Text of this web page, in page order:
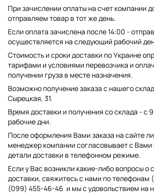
При зачислении оплаты на счет компании
отправляем товар в тот же день.
Если оплата зачислена после 14:00 -
осуществляется на следующий рабочий
Стоимость и сроки доставки по Украине
тарифами и условиями перевозчика и
получении груза в месте назначения.
Возможно получение заказа с нашего
Сырецкая, 31.
Время доставки и получения со склада - с
рабочие дни.
После оформления Вами заказа на сайте
менеджер компании согласовывает с Вами
детали доставки в телефонном режиме.
Если у Вас возникли какие-либо вопросы о
доставки, свяжитесь с нами по
(099) 455-46-46 и мы с удовольствием на